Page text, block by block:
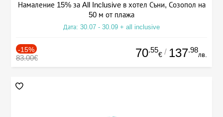
Намаление 15% за All Inclusive в хотел Съни, Созопол на
50 м от плажа
Дата: 30.07 - 30.09 + all inclusive
-15%
83.00€ 70.55
€ / 137.98
лв.